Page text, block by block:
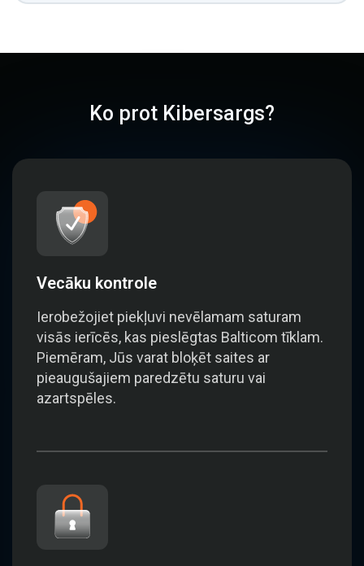
Ko prot Kibersargs?
Vecāku kontrole
Ierobežojiet piekļuvi nevēlamam saturam
visās ierīcēs, kas pieslēgtas Balticom tīklam.
Piemēram, Jūs varat bloķēt saites ar
pieaugušajiem paredzētu saturu vai
azartspēles.